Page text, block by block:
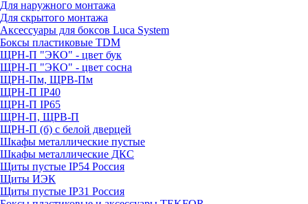
Для наружного монтажа
Для скрытого монтажа
Аксессуары для боксов Luca System
Боксы пластиковые TDM
ЩРН-П "ЭКО" - цвет бук
ЩРН-П "ЭКО" - цвет сосна
ЩРН-Пм, ЩРВ-Пм
ЩРН-П IP40
ЩРН-П IP65
ЩРН-П, ЩРВ-П
ЩРН-П (б) с белой дверцей
Шкафы металлические пустые
Шкафы металлические ДКС
Щиты пустые IP54 Россия
Щиты ИЭК
Щиты пустые IP31 Россия